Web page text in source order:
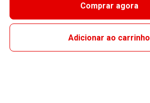
Comprar agora
Adicionar ao carrinho